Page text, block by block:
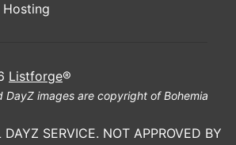
Hosting
Listforge®
DayZ images are copyright of Bohemia
SERVICE. NOT APPROVED BY